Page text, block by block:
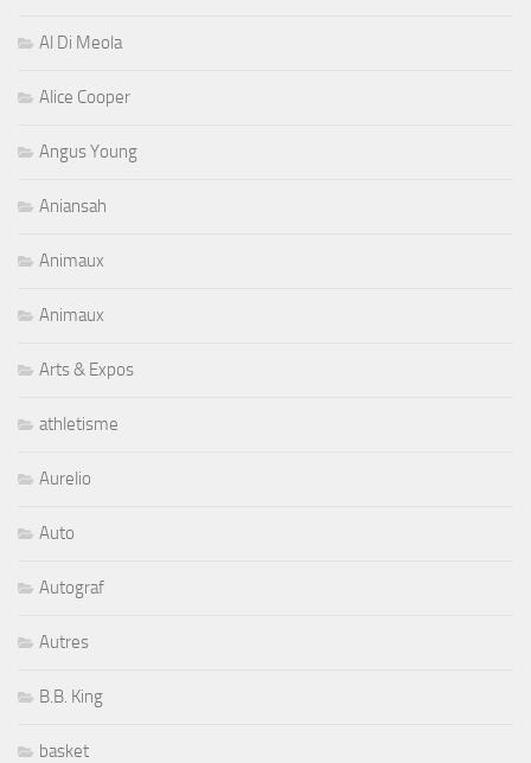
Al Di Meola
Alice Cooper
Angus Young
Aniansah
Animaux
Animaux
Arts & Expos
athletisme
Aurelio
Auto
Autograf
Autres
B.B. King
basket